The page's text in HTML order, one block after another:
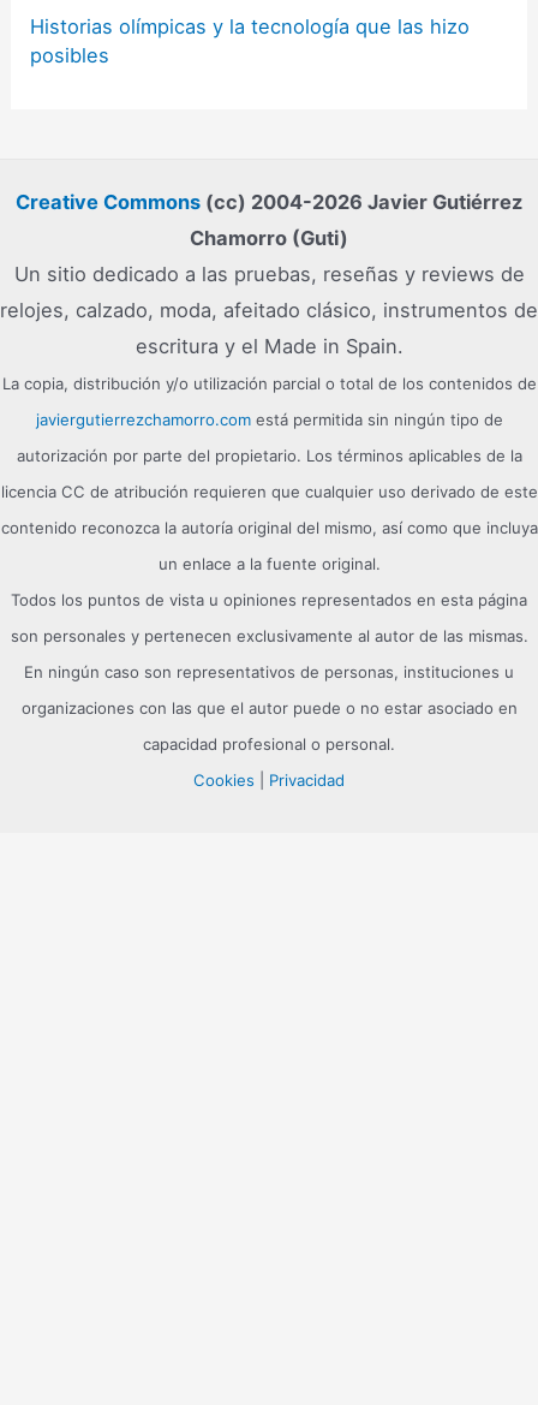
Historias olímpicas y la tecnología que las hizo
posibles
Creative Commons (cc) 2004-2026 Javier Gutiérrez
Chamorro (Guti)
Un sitio dedicado a las pruebas, reseñas y reviews de
relojes, calzado, moda, afeitado clásico, instrumentos de
escritura y el Made in Spain.
La copia, distribución y/o utilización parcial o total de los contenidos de
javiergutierrezchamorro.comestá permitida sin ningún tipo de
autorización por parte del propietario. Los términos aplicables de la
licencia CC de atribución requieren que cualquier uso derivado de este
contenido reconozca la autoría original del mismo, así como que incluya
un enlace a la fuente original.
Todos los puntos de vista u opiniones representados en esta página
son personales y pertenecen exclusivamente al autor de las mismas.
En ningún caso son representativos de personas, instituciones u
organizaciones con las que el autor puede o no estar asociado en
capacidad profesional o personal.
Cookies
Privacidad